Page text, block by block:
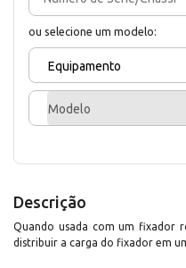
ou selecione um modelo:
Equipamento
Modelo
Descrição
Quando usada com um fixador
distribuir a carga do fixador em